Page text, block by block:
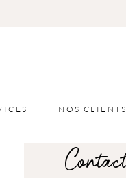
NOS CLIENTS